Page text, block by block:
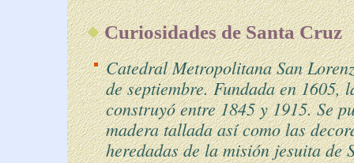
Curiosidades de Santa Cruz
Catedral Metropolitana San
de septiembre. Fundada en 1605,
construyó entre 1845 y 1915. Se
madera tallada así como las
heredadas de la misión jesuita de